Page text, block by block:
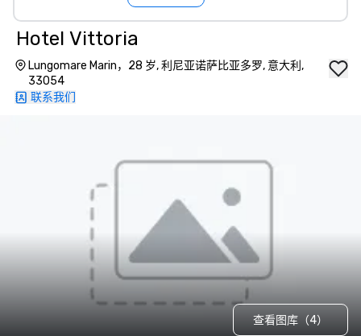
Hotel Vittoria
Lungomare Marin，28 岁, 利尼亚诺萨比亚多罗, 意大利,
33054
联系我们
查看图库（4）